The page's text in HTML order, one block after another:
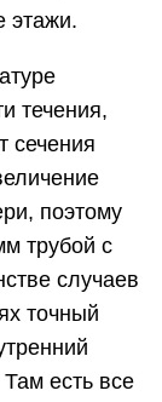
этажи.
течения,
сечения
поэтому
трубой с
случаев
точный
есть все